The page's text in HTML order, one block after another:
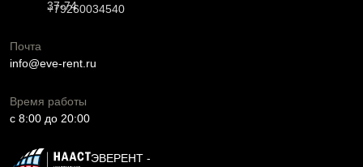
37-74
+79260034540
Почта
info@eve-rent.ru
Время работы
c 8:00 до 20:00
ЭВЕРЕНТ -